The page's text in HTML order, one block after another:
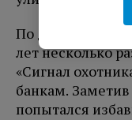
По данным
лет несколько
«Сигнал
банкам.
попытался